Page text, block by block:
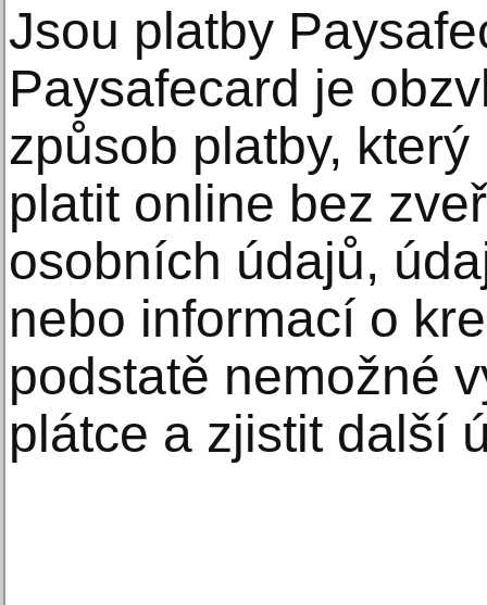
Jsou platby
Paysafecard je
způsob platby,
platit online bez
osobních údajů,
nebo informací o
podstatě nemožné
plátce a zjistit další